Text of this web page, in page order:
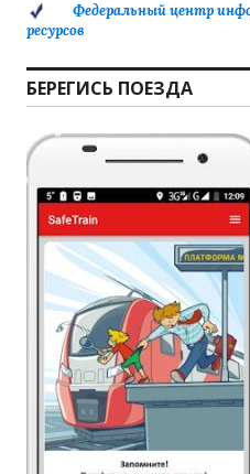
Федеральный центр
ресурсов
БЕРЕГИСЬ ПОЕЗДА